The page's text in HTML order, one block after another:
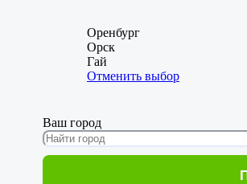
Оренбург
Орск
Гай
Отменить выбор
Ваш город